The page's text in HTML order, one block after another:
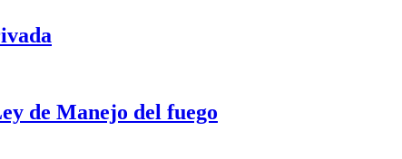
de Manejo del fuego